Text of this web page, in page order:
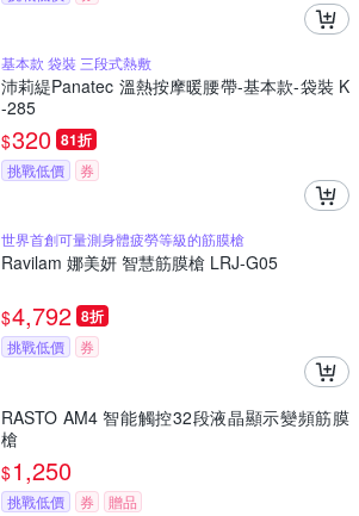
基本款 袋裝 三段式熱敷
沛莉緹Panatec 溫熱按摩暖腰帶-基本款-袋裝 K
-285
$320 81折
挑戰低價 券
世界首創可量測身體疲勞等級的筋膜槍
Ravilam 娜美妍 智慧筋膜槍 LRJ-G05
$4,792 8折
挑戰低價 券
RASTO AM4 智能觸控32段液晶顯示變頻筋膜
槍
$1,250
挑戰低價 券 贈品